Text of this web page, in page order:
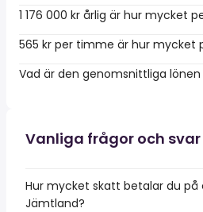
1 176 000 kr årlig är hur mycket
565 kr per timme är hur mycket
Vad är den genomsnittliga lönen
Vanliga frågor och svar
Hur mycket skatt betalar du på
Jämtland?